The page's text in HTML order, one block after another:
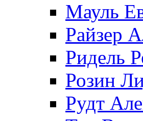
Мауль
Райзер
Ридель
Розин
Рудт